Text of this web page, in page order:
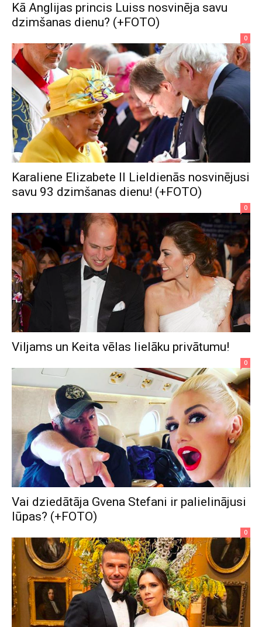
Kā Anglijas princis Luiss nosvinēja savu
dzimšanas dienu? (+FOTO)
0
Karaliene Elizabete II Lieldienās nosvinējusi
savu 93 dzimšanas dienu! (+FOTO)
0
Viljams un Keita vēlas lielāku privātumu!
0
Vai dziedātāja Gvena Stefani ir palielinājusi
lūpas? (+FOTO)
0